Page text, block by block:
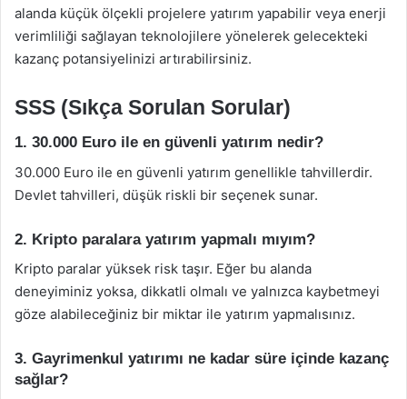
alanda küçük ölçekli projelere yatırım yapabilir veya enerji
verimliliği sağlayan teknolojilere yönelerek gelecekteki
kazanç potansiyelinizi artırabilirsiniz.
SSS (Sıkça Sorulan Sorular)
1. 30.000 Euro ile en güvenli yatırım nedir?
30.000 Euro ile en güvenli yatırım genellikle tahvillerdir.
Devlet tahvilleri, düşük riskli bir seçenek sunar.
2. Kripto paralara yatırım yapmalı mıyım?
Kripto paralar yüksek risk taşır. Eğer bu alanda
deneyiminiz yoksa, dikkatli olmalı ve yalnızca kaybetmeyi
göze alabileceğiniz bir miktar ile yatırım yapmalısınız.
3. Gayrimenkul yatırımı ne kadar süre içinde kazanç
sağlar?